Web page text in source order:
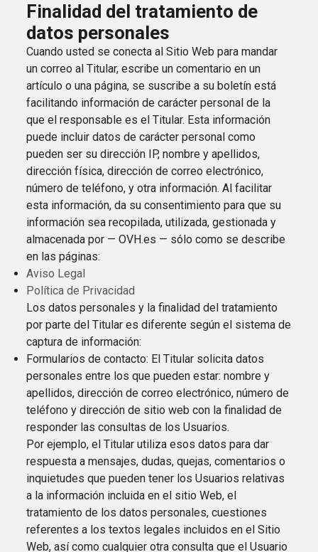
Finalidad del tratamiento de
datos personales
Cuando usted se conecta al Sitio Web para mandar
un correo al Titular, escribe un comentario en un
artículo o una página, se suscribe a su boletín está
facilitando información de carácter personal de la
que el responsable es el Titular. Esta información
puede incluir datos de carácter personal como
pueden ser su dirección IP, nombre y apellidos,
dirección física, dirección de correo electrónico,
número de teléfono, y otra información. Al facilitar
esta información, da su consentimiento para que su
información sea recopilada, utilizada, gestionada y
almacenada por — OVH.es — sólo como se describe
en las páginas:
Aviso Legal
Política de Privacidad
Los datos personales y la finalidad del tratamiento
por parte del Titular es diferente según el sistema de
captura de información:
Formularios de contacto: El Titular solicita datos
personales entre los que pueden estar: nombre y
apellidos, dirección de correo electrónico, número de
teléfono y dirección de sitio web con la finalidad de
responder las consultas de los Usuarios.
Por ejemplo, el Titular utiliza esos datos para dar
respuesta a mensajes, dudas, quejas, comentarios o
inquietudes que pueden tener los Usuarios relativas
a la información incluida en el sitio Web, el
tratamiento de los datos personales, cuestiones
referentes a los textos legales incluidos en el Sitio
Web, así como cualquier otra consulta que el Usuario